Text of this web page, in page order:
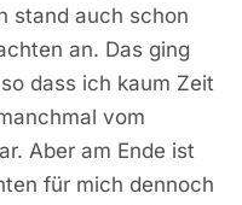
stand auch schon
an. Das ging
dass ich kaum Zeit
vom
Aber am Ende ist
für mich dennoch